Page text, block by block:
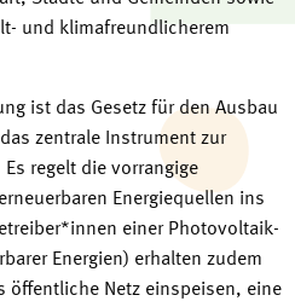
und klimafreundlicherem
ist das Gesetz für den Ausbau
zentrale Instrument zur
Es regelt die vorrangige
Energiequellen ins
einer Photovoltaik-
Energien) erhalten zudem
öffentliche Netz einspeisen, eine